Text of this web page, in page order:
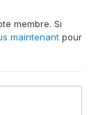
membre. Si
maintenant pour